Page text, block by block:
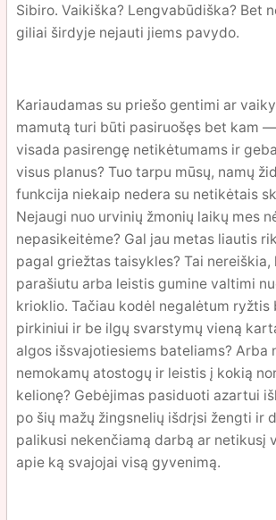
Sibiro. Vaikiška? Lengvabūdiška? Bet
giliai širdyje nejauti jiems pavydo.
Kariaudamas su priešo gentimi ar
mamutą turi būti pasiruošęs bet kam
visada pasirengę netikėtumams ir
visus planus? Tuo tarpu mūsų, namų
funkcija niekaip nedera su netikėtais
Nejaugi nuo urvinių žmonių laikų mes
nepasikeitėme? Gal jau metas liautis
pagal griežtas taisykles? Tai
parašiutu arba leistis gumine valtimi
krioklio. Tačiau kodėl negalėtum ryžtis
pirkiniui ir be ilgų svarstymų vieną
algos išsvajotiesiems bateliams? Arba
nemokamų atostogų ir leistis į kokią
kelionę? Gebėjimas pasiduoti azartui
po šių mažų žingsnelių išdrįsi žengti ir
palikusi nekenčiamą darbą ar netikusį
apie ką svajojai visą gyvenimą.